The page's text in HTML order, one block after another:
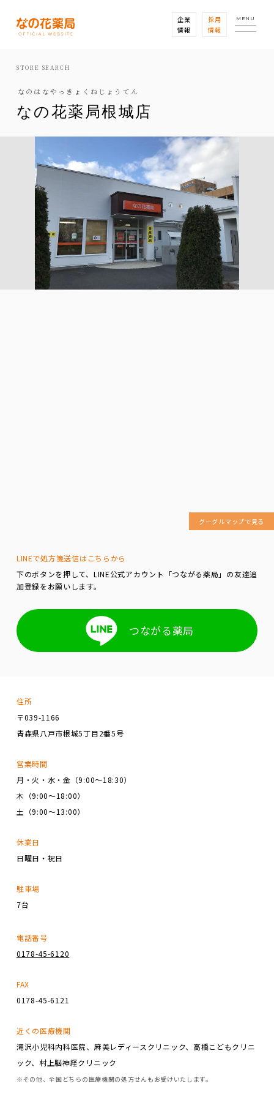
企業
情報
採用
情報
MENU
STORE SEARCH
なのはなやっきょくねじょうてん
なの花薬局根城店
グーグルマップで見る
LINEで処方箋送信はこちらから
下のボタンを押して、LINE公式アカウント「つながる薬局」の友達追
加登録をお願いします。
つながる薬局
住所
〒039-1166
青森県八戸市根城5丁目2番5号
営業時間
月・火・水・金（9:00～18:30）
木（9:00～18:00）
土（9:00～13:00）
休業日
日曜日・祝日
駐車場
7台
電話番号
0178-45-6120
FAX
0178-45-6121
近くの医療機関
滝沢小児科内科医院、麻美レディースクリニック、高橋こどもクリニ
ック、村上脳神経クリニック
※その他、全国どちらの医療機関の処方せんもお受けいたします。